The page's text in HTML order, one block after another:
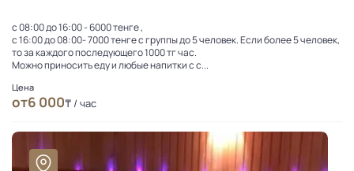
с 08:00 до 16:00 - 6000 тенге ,
с 16:00 до 08:00- 7000 тенге с группы до 5 человек. Если более 5 человек,
то за каждого последующего 1000 тг час.
Можно приносить еду и любые напитки с с...
Цена
от6 000₸ / час